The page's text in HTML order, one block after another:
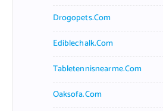
Drogopets.com
Ediblechalk.com
Tabletennisnearme.com
Oaksofa.com